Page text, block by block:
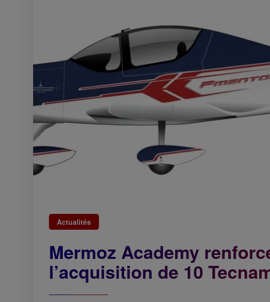
Actualités
Mermoz Academy
l’acquisition de 10